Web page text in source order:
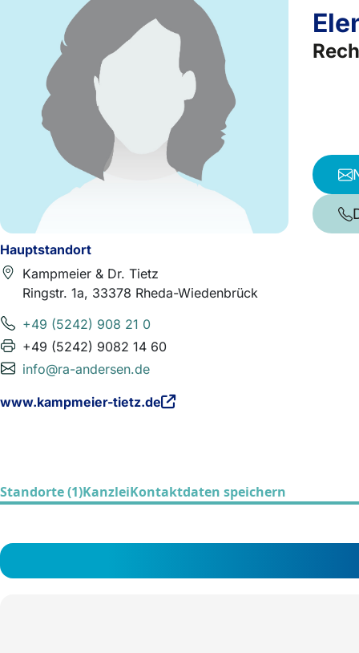
Hauptstandort
Kampmeier & Dr. Tietz
Ringstr. 1a, 33378 Rheda-Wiedenbrück
+49 (5242) 908 21 0
+49 (5242) 9082 14 60
info@ra-andersen.de
www.kampmeier-tietz.de
Standorte (1)KanzleiKontaktdaten speichern